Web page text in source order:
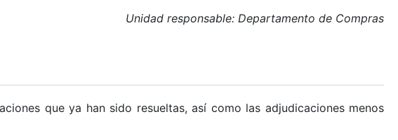
Unidad responsable: Departamento de Compras
que ya han sido resueltas, así como las adjudicaciones menos